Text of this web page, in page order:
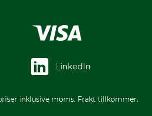
LinkedIn
inklusive moms. Frakt tillkommer.